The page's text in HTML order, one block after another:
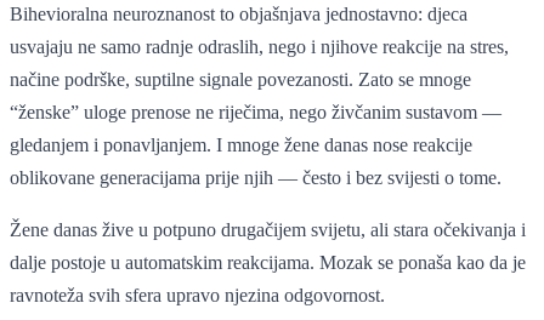
Bihevioralna neuroznanost to objašnjava jednostavno: djeca
usvajaju ne samo radnje odraslih, nego i njihove reakcije na stres,
načine podrške, suptilne signale povezanosti. Zato se mnoge
“ženske” uloge prenose ne riječima, nego živčanim sustavom —
gledanjem i ponavljanjem. I mnoge žene danas nose reakcije
oblikovane generacijama prije njih — često i bez svijesti o tome.
Žene danas žive u potpuno drugačijem svijetu, ali stara očekivanja i
dalje postoje u automatskim reakcijama. Mozak se ponaša kao da je
ravnoteža svih sfera upravo njezina odgovornost.